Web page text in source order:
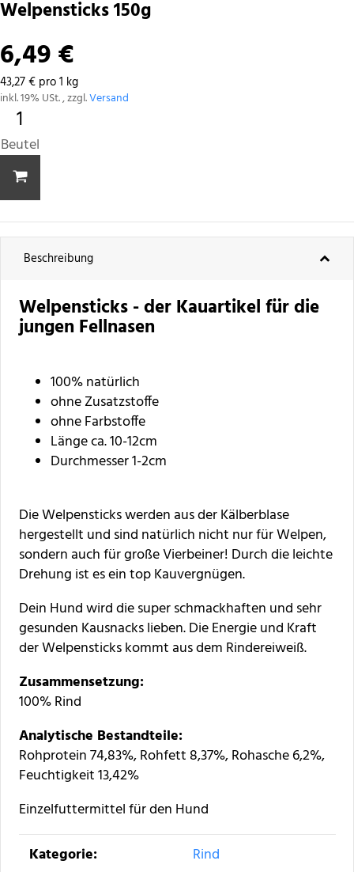
Welpensticks 150g
6,49 €
43,27 € pro 1 kg
inkl. 19% USt. , zzgl.Versand
Beutel
Beschreibung
Welpensticks - der Kauartikel für die
jungen Fellnasen
100% natürlich
ohne Zusatzstoffe
ohne Farbstoffe
Länge ca. 10-12cm
Durchmesser 1-2cm
Die Welpensticks werden aus der Kälberblase
hergestellt und sind natürlich nicht nur für Welpen,
sondern auch für große Vierbeiner! Durch die leichte
Drehung ist es ein top Kauvergnügen.
Dein Hund wird die super schmackhaften und sehr
gesunden Kausnacks lieben. Die Energie und Kraft
der Welpensticks kommt aus dem Rindereiweiß.
Zusammensetzung:
100% Rind
Analytische Bestandteile:
Rohprotein 74,83%, Rohfett 8,37%, Rohasche 6,2%,
Feuchtigkeit 13,42%
Einzelfuttermittel für den Hund
Produkteigenschaft
Wert
Kategorie: Rind